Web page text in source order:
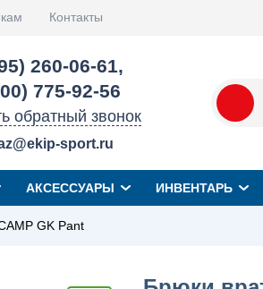
Контакты
260-06-61,
775-92-56
обратный звонок
sport.ru
АКСЕССУАРЫ ИНВЕНТАРЬ
GK Pant